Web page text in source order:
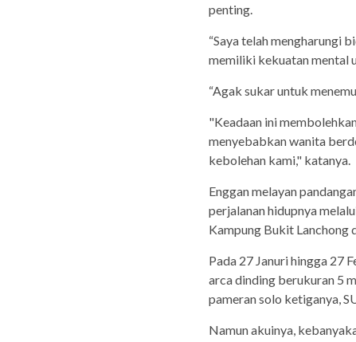
penting.
“Saya telah mengharungi
memiliki kekuatan mental
“Agak sukar untuk
"Keadaan ini
menyebabkan wanita
kebolehan kami," katanya.
Enggan melayan
perjalanan hidupnya
Kampung Bukit Lanchong
Pada 27 Januri hingga 27
arca dinding berukuran 5
pameran solo ketiganya,
Namun akuinya,